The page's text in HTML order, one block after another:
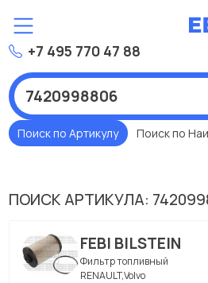
+7 495 770 47 88
Поиск по Артикулу Поиск по
ПОИСК АРТИКУЛА:
FEBI BILSTEIN
Фильтр топливный
RENAULT,Volvo